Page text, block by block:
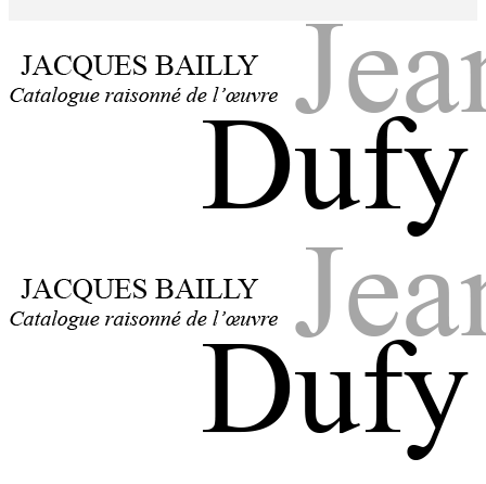
Jean Dufy
Jacques Bailly - Catalogue raisonné de l'œuvre de Jean Dufy